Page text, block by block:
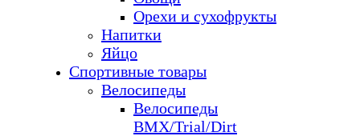
Орехи и сухофрукты
Напитки
Яйцо
Спортивные товары
Велосипеды
Велосипеды
BMX/Trial/Dirt